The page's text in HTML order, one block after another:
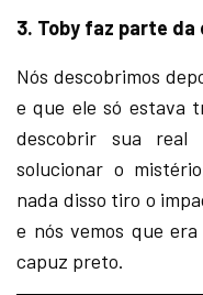
3. Toby faz parte da
Nós descobrimos
e que ele só estava
descobrir sua
solucionar o
nada disso tiro o
e nós vemos que
capuz preto.